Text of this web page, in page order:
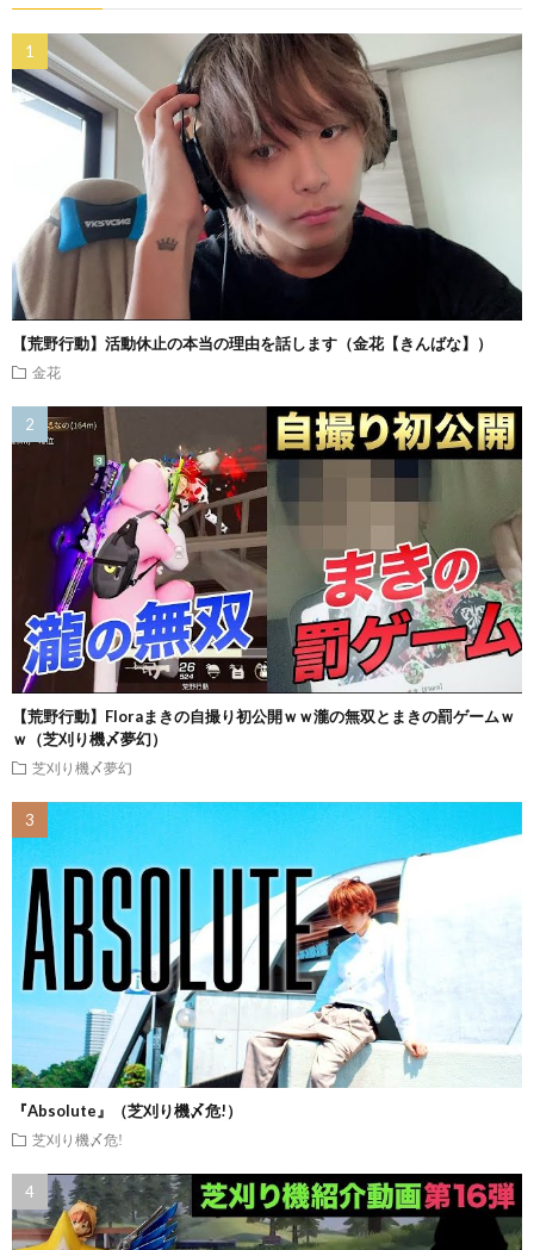
【荒野行動】活動休止の本当の理由を話します（金花【きんばな】）
金花
【荒野行動】Floraまきの自撮り初公開ｗｗ瀧の無双とまきの罰ゲームｗ
ｗ（芝刈り機〆夢幻）
芝刈り機〆夢幻
『Absolute』（芝刈り機〆危!）
芝刈り機〆危!